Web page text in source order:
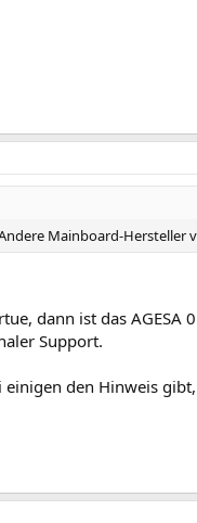
Mainboard-Hersteller
dann ist das
Support.
einigen den Hinweis